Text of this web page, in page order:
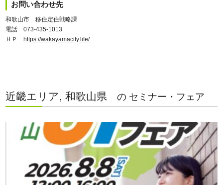
お問い合わせ先
和歌山市 移住定住戦略課
電話 073-435-1013
ＨＰhttps://wakayamacity.life/
近畿エリア, 和歌山県 の セミナー・フェア